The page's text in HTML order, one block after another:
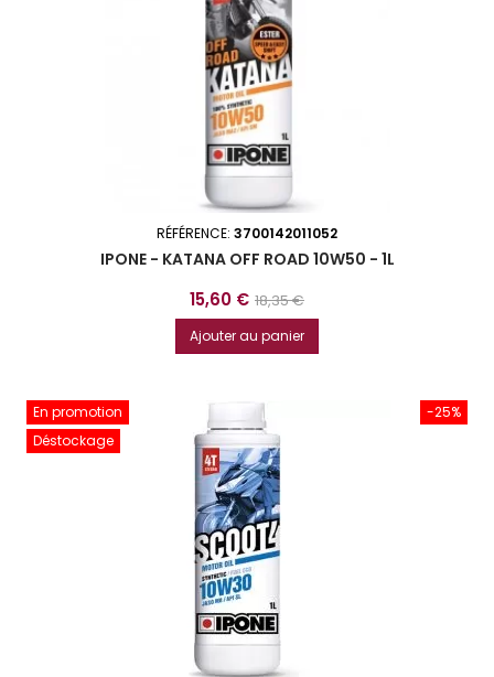
RÉFÉRENCE: 3700142011052
IPONE - KATANA OFF ROAD 10W50 - 1L
Prix
15,60 € Prix
base
18,35 €
Ajouter au panier
-25%
En promotion
Déstockage